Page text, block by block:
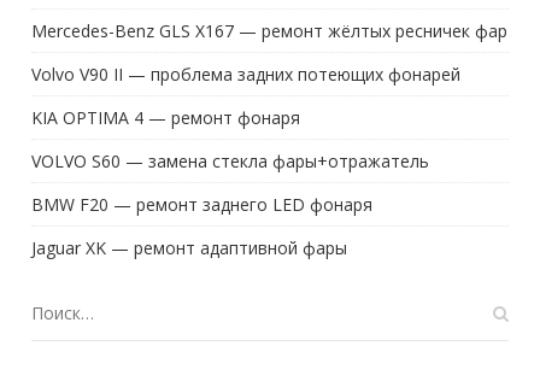
Mercedes-Benz GLS X167 — ремонт жёлтых ресничек фар
Volvo V90 II — проблема задних потеющих фонарей
KIA OPTIMA 4 — ремонт фонаря
VOLVO S60 — замена стекла фары+отражатель
BMW F20 — ремонт заднего LED фонаря
Jaguar XK — ремонт адаптивной фары